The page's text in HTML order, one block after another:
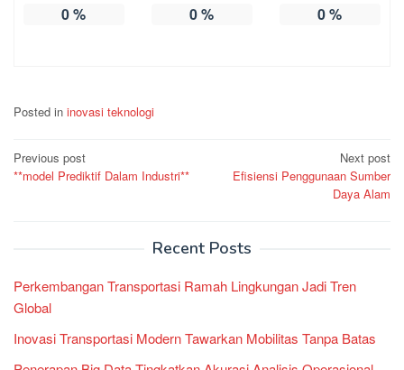
0% 0% 0%
Posted in inovasi teknologi
Post
navigation
Previous post
**model Prediktif Dalam Industri**
Next post
Efisiensi Penggunaan Sumber
Daya Alam
Recent Posts
Perkembangan Transportasi Ramah Lingkungan Jadi Tren
Global
Inovasi Transportasi Modern Tawarkan Mobilitas Tanpa Batas